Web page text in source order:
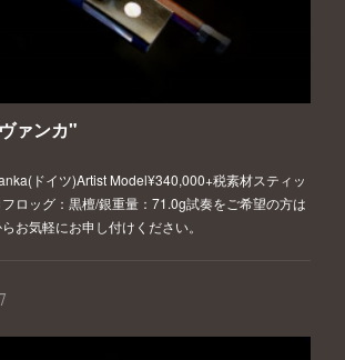
ァンカ"
ドイツ)Artist Model¥340,000+税素材スティッ
ロッグ：黒檀/銀重量：71.0g試奏をご希望の方は
お気軽にお申し付けください。